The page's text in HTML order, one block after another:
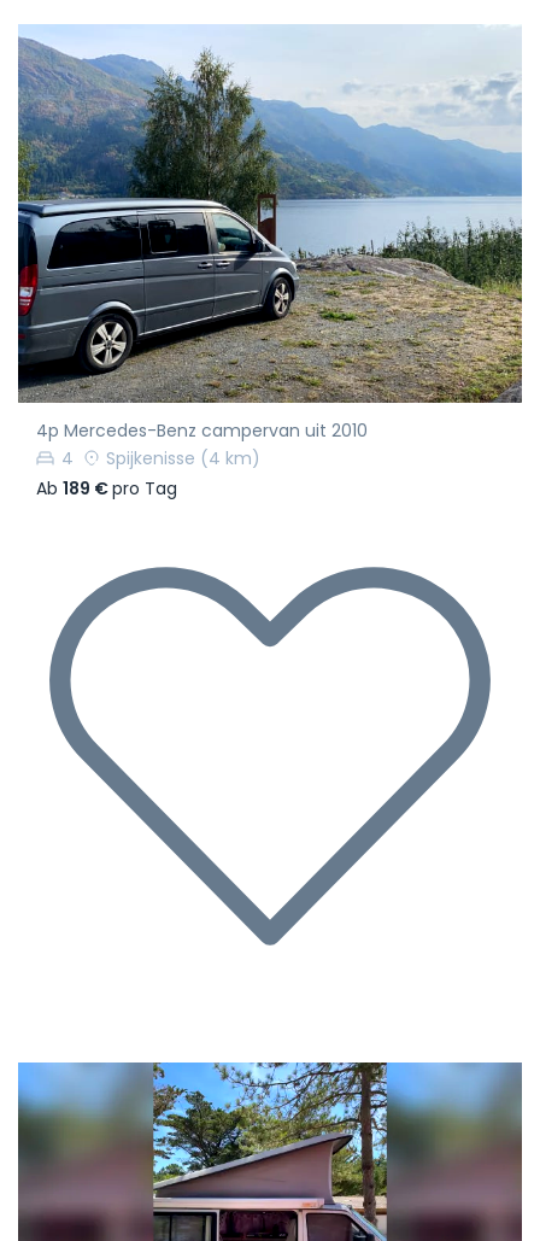
4p Mercedes-Benz campervan uit 2010
4
Spijkenisse (4 km)
Ab 189 €pro Tag